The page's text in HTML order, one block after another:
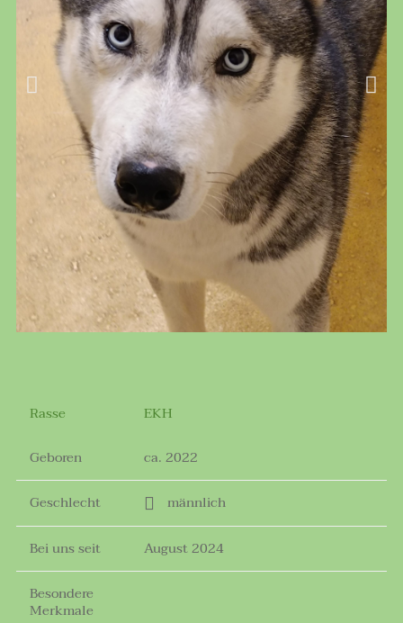
Rasse
EKH
Geboren
ca. 2022
Geschlecht
männlich
Bei uns seit
August 2024
Besondere
Merkmale